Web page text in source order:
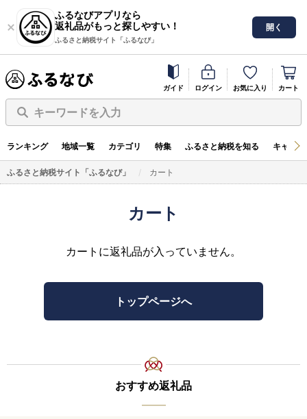
ふるなびアプリなら
返礼品がもっと探しやすい！
ふるさと納税サイト「ふるなび」
開く
ガイド ログイン お気に入り カート
キーワードを入力
ランキング 地域一覧 カテゴリ 特集 ふるさと納税を知る キャン
ふるさと納税サイト「ふるなび」 カート
カート
カートに返礼品が入っていません。
トップページへ
おすすめ返礼品